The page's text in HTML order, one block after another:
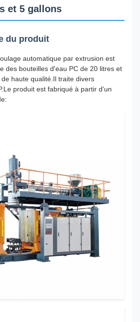
et 5 gallons
du produit
automatique par extrusion est
des bouteilles d'eau PC de 20 litres et
haute qualité.Il traite divers
produit est fabriqué à partir d'un